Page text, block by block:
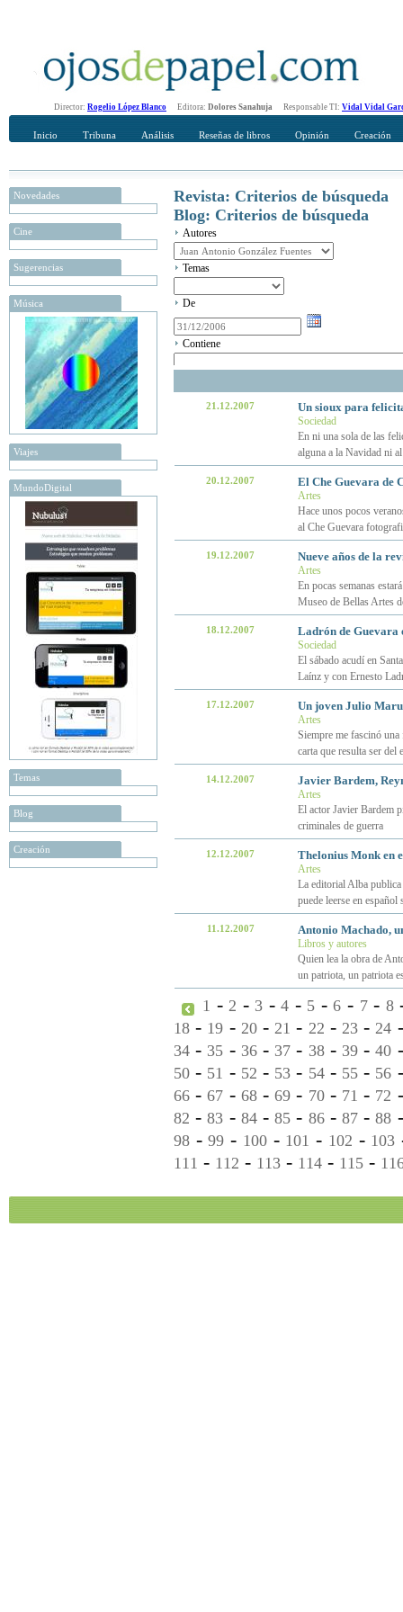
Director: Rogelio López Blanco Editora: Dolores Sanahuja Responsable TI: Vidal Vidal
Inicio Tribuna Análisis Reseñas de libros Opinión Creación
Novedades
Cine
Sugerencias
Música
Viajes
MundoDigital
Temas
Blog
Creación
Revista: Criterios de búsqueda
Blog: Criterios de búsqueda
Autores
Temas
De
Contiene
21.12.2007 Un sioux para
Sociedad
En ni una sola de las
alguna a la Navidad ni
20.12.2007 El Che Guevara de
Artes
Hace unos pocos
al Che Guevara
19.12.2007 Nueve años de la
Artes
En pocas semanas
Museo de Bellas Artes
18.12.2007 Ladrón de Guevara
Sociedad
El sábado acudí en
Laínz y con Ernesto
17.12.2007 Un joven Julio
Artes
Siempre me fascinó
carta que resulta ser del
14.12.2007 Javier Bardem,
Artes
El actor Javier Bardem
criminales de guerra
12.12.2007 Thelonius Monk en
Artes
La editorial Alba
puede leerse en
11.12.2007 Antonio Machado,
Libros y autores
Quien lea la obra de
un patriota, un patriota
1 -2 - 3 -4 - 5 -6 - 7- 8
18 - 19 - 20-21 - 22 - 23-24
34 - 35 - 36- 37 - 38- 39-40
50 - 51 - 52 - 53 - 54- 55- 56
66 -67 - 68-69 - 70- 71 - 72
82 -83 - 84-85 - 86- 87-88
98 -99 - 100- 101 - 102 - 103
111 - 112 - 113 - 114 - 115 -